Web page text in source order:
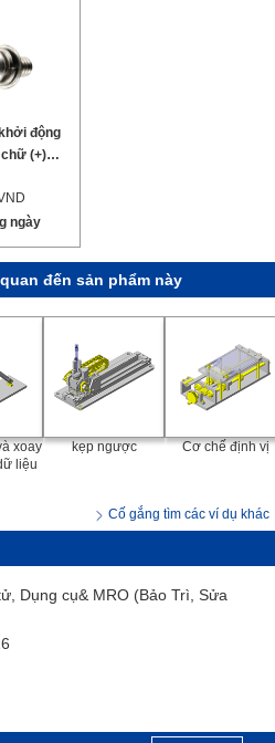
động
(+)
【1-
mỗi
ngày
đến sản phẩm này
xoay
liệu
kẹp ngược Cơ chế định vị
Cố gắng tìm các ví dụ khác
Dụng cụ& MRO (Bảo Trì, Sửa